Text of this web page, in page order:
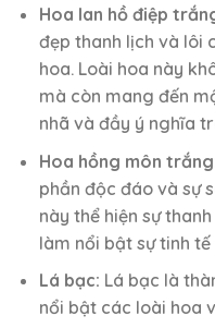
Hoa lan hồ điệp
đẹp thanh lịch và lôi
hoa. Loài hoa này
mà còn mang đến
nhã và đầy ý nghĩa
Hoa hồng môn
phần độc đáo và sự
này thể hiện sự
làm nổi bật sự tinh
Lá bạc: Lá bạc là
nổi bật các loài hoa